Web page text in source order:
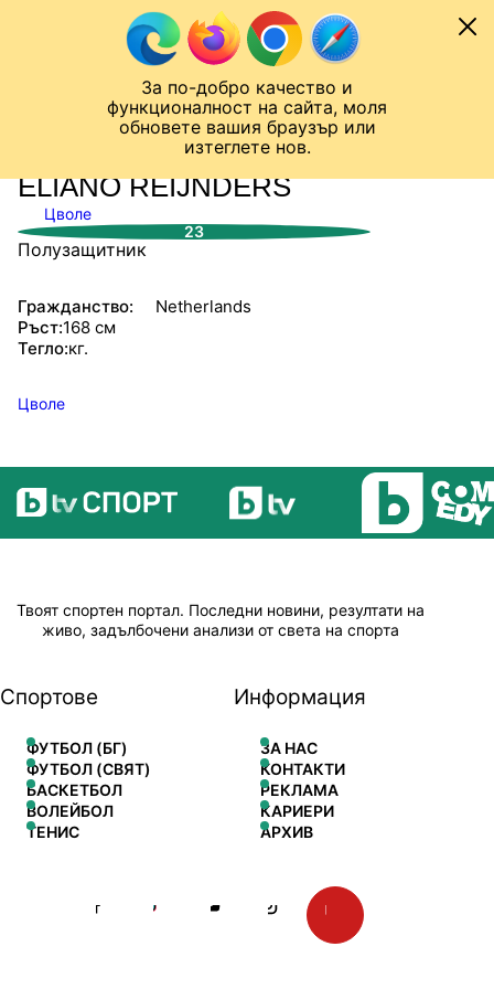
За по-добро качество и
функционалност на сайта, моля
обновете вашия браузър или
изтеглете нов.
Към съдържанието
Лига на Конференциите
СТАТИСТИКИ
ELIANO REIJNDERS
Цволе
23
Полузащитник
Гражданство:
Netherlands
Ръст:168 см
Тегло:кг.
Цволе
Твоят спортен портал. Последни новини, резултати на
живо, задълбочени анализи от света на спорта
Спортове
ФУТБОЛ (БГ)
ФУТБОЛ (СВЯТ)
БАСКЕТБОЛ
ВОЛЕЙБОЛ
ТЕНИС
Информация
ЗА НАС
КОНТАКТИ
РЕКЛАМА
КАРИЕРИ
АРХИВ